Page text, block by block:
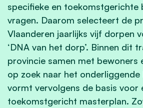
specifieke en toekomstgerichte
vragen. Daarom selecteert de
Vlaanderen jaarlijks vijf dorpen
‘DNA van het dorp’. Binnen dit
provincie samen met bewoners
op zoek naar het onderliggende
vormt vervolgens de basis voor
toekomstgericht masterplan.